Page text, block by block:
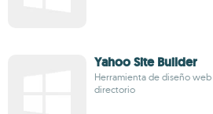
Yahoo Site Builder
Herramienta de diseño
directorio